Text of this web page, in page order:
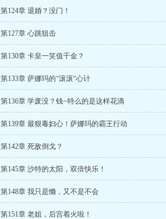
第124章 退婚？没门！
第127章 心跳狙击
第130章 卡皇一笑值千金？
第133章 萨娜玛的“滚滚“心计
第136章 学废没？钱~特么的是这样花滴
第139章 最狠毒妇心！萨娜玛的霸王行动
第142章 死敌倒戈？
第145章 沙特的太阳，双倍快乐！
第148章 我只是懒，又不是不会
第151章 老姐，后宫着火啦！